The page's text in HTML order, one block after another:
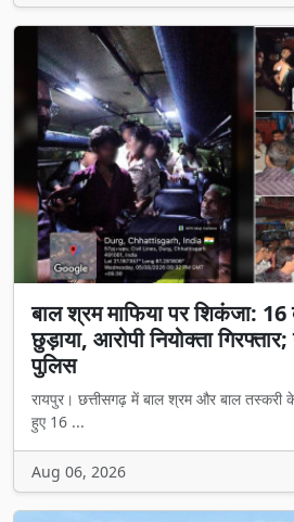
बाल श्रम माफिया पर शिकंजा:
छुड़ाया, आरोपी नियोक्ता
पुलिस
रायपुर। छत्तीसगढ़ में बाल श्रम और बाल तस्करी
हुए 16 ...
Aug 06, 2026